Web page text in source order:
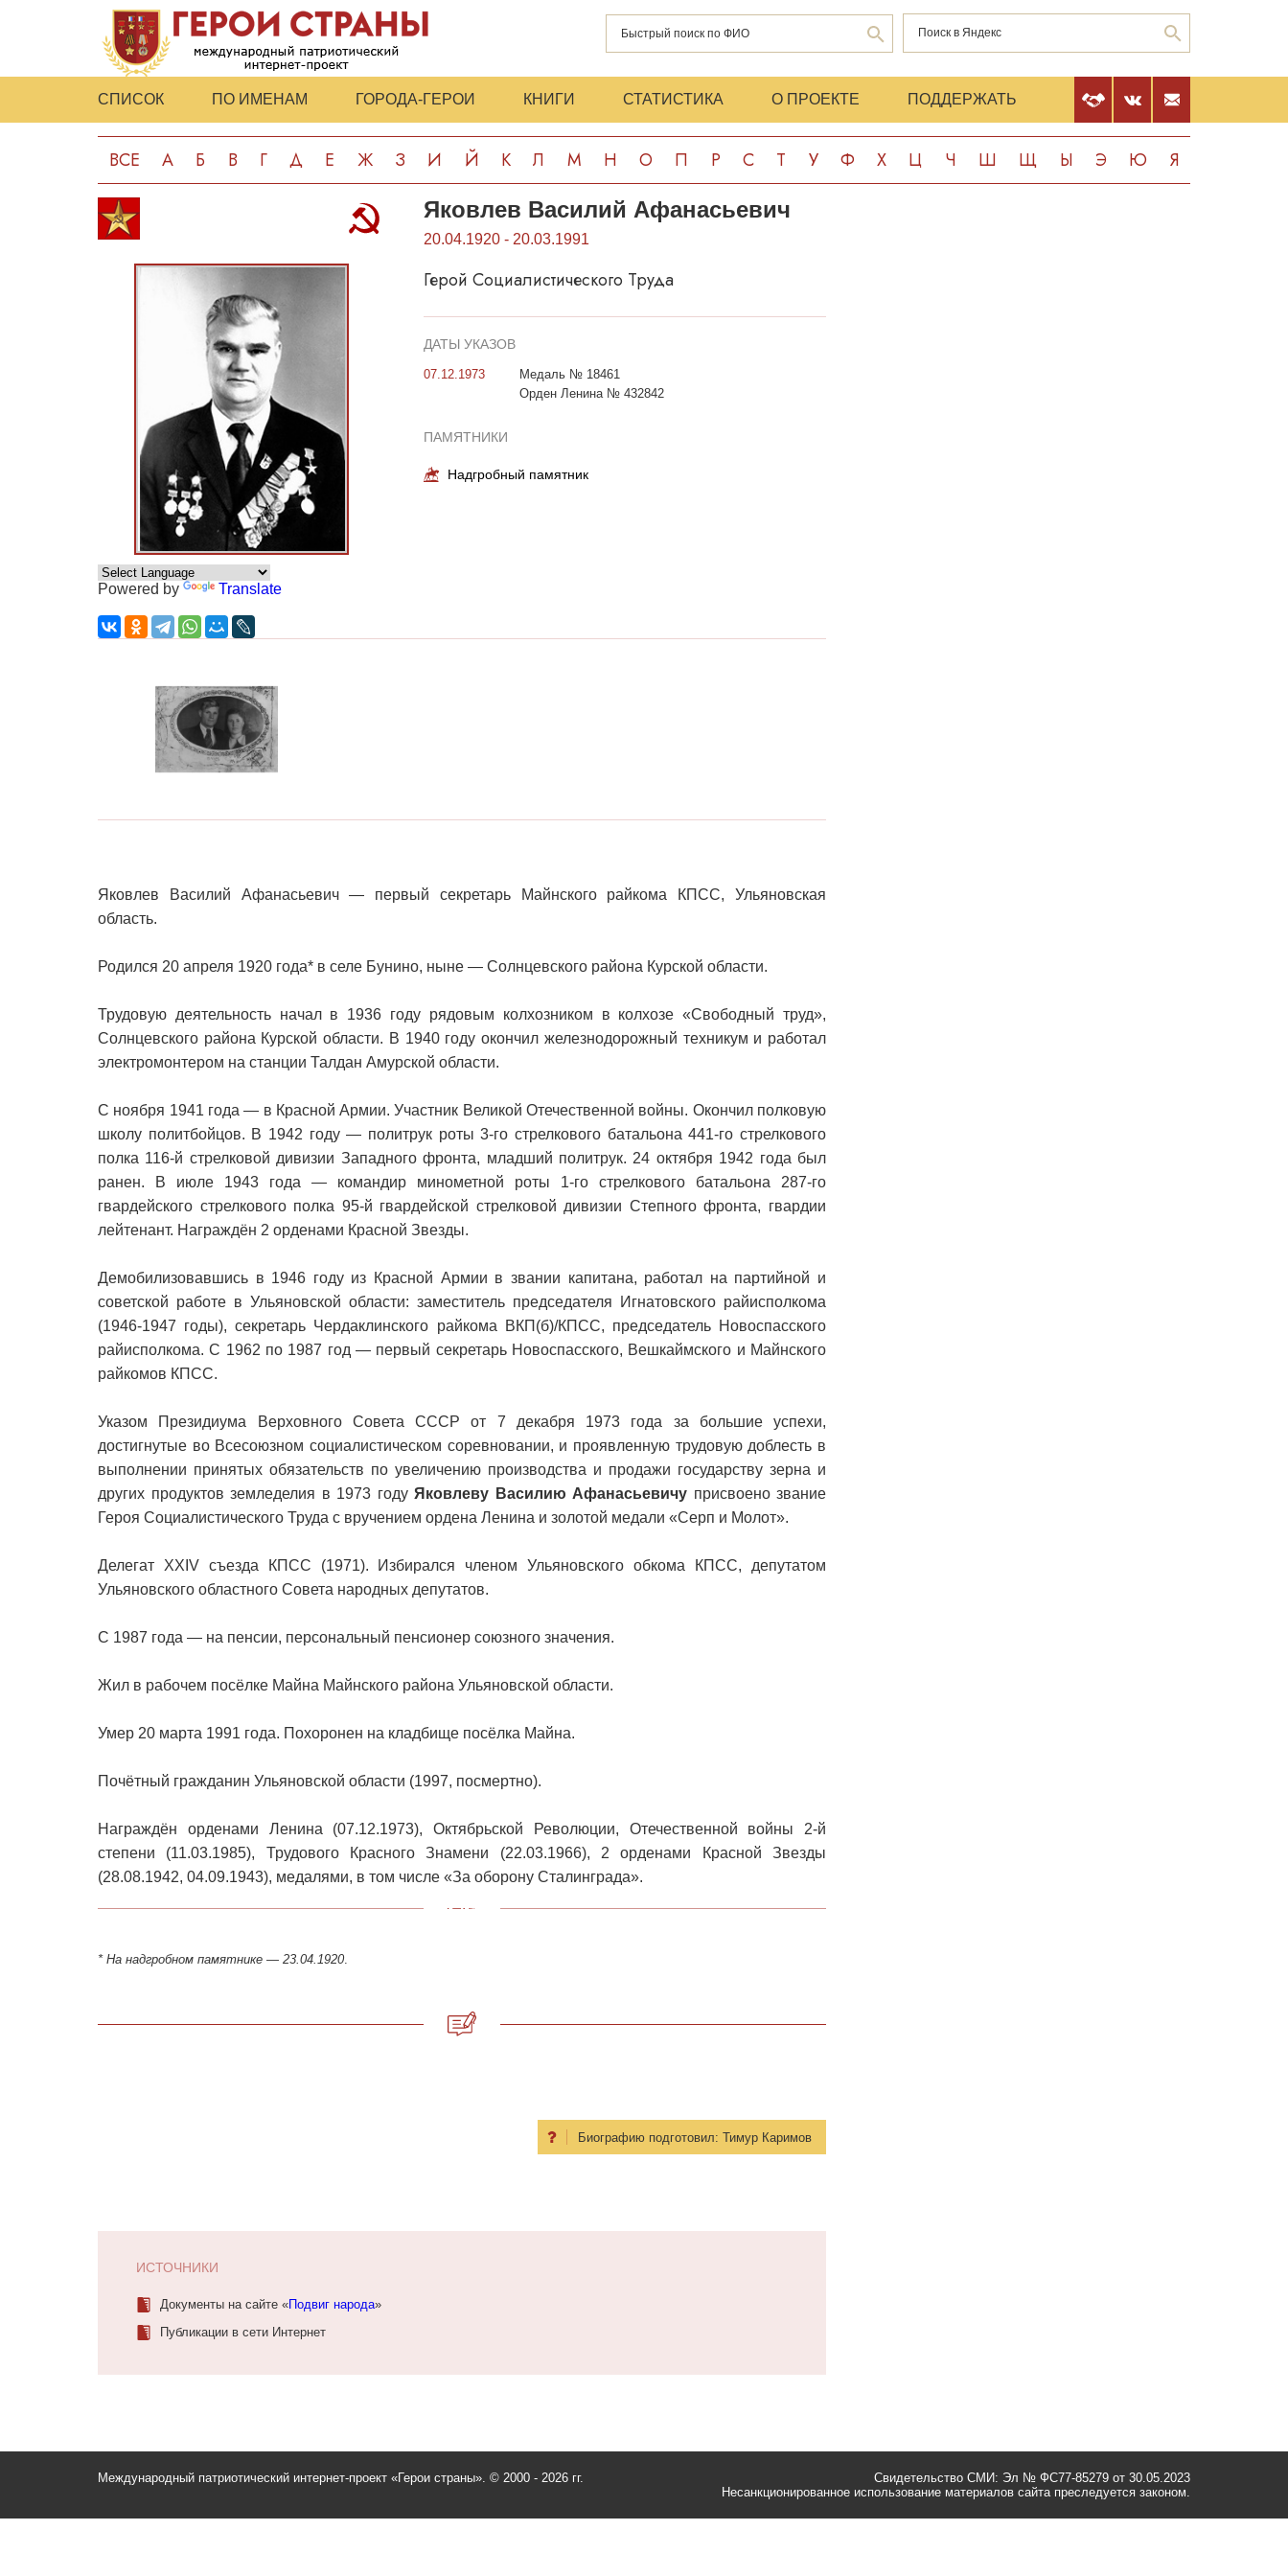
СПИСОК ПО ИМЕНАМ ГОРОДА-ГЕРОИ КНИГИ СТАТИСТИКА О ПРОЕКТЕ ПОДДЕРЖАТЬ
ВСЕ А Б В Г Д Е Ж З И Й К Л М Н О П Р С Т У Ф Х Ц Ч Ш Щ Ы Э Ю Я
Powered by Translate
Яковлев Василий Афанасьевич
20.04.1920 - 20.03.1991
Герой Социалистического Труда
ДАТЫ УКАЗОВ
07.12.1973
Медаль № 18461
Орден Ленина № 432842
ПАМЯТНИКИ
Надгробный памятник
Яковлев Василий Афанасьевич — первый секретарь Майнского райкома КПСС, Ульяновская
область.
Родился 20 апреля 1920 года* в селе Бунино, ныне — Солнцевского района Курской области.
Трудовую деятельность начал в 1936 году рядовым колхозником в колхозе «Свободный труд»,
Солнцевского района Курской области. В 1940 году окончил железнодорожный техникум и работал
электромонтером на станции Талдан Амурской области.
С ноября 1941 года — в Красной Армии. Участник Великой Отечественной войны. Окончил полковую
школу политбойцов. В 1942 году — политрук роты 3-го стрелкового батальона 441-го стрелкового
полка 116-й стрелковой дивизии Западного фронта, младший политрук. 24 октября 1942 года был
ранен. В июле 1943 года — командир минометной роты 1-го стрелкового батальона 287-го
гвардейского стрелкового полка 95-й гвардейской стрелковой дивизии Степного фронта, гвардии
лейтенант. Награждён 2 орденами Красной Звезды.
Демобилизовавшись в 1946 году из Красной Армии в звании капитана, работал на партийной и
советской работе в Ульяновской области: заместитель председателя Игнатовского райисполкома
(1946-1947 годы), секретарь Чердаклинского райкома ВКП(б)/КПСС, председатель Новоспасского
райисполкома. С 1962 по 1987 год — первый секретарь Новоспасского, Вешкаймского и Майнского
райкомов КПСС.
Указом Президиума Верховного Совета СССР от 7 декабря 1973 года за большие успехи,
достигнутые во Всесоюзном социалистическом соревновании, и проявленную трудовую доблесть в
выполнении принятых обязательств по увеличению производства и продажи государству зерна и
других продуктов земледелия в 1973 году Яковлеву Василию Афанасьевичу присвоено звание
Героя Социалистического Труда с вручением ордена Ленина и золотой медали «Серп и Молот».
Делегат XXIV съезда КПСС (1971). Избирался членом Ульяновского обкома КПСС, депутатом
Ульяновского областного Совета народных депутатов.
С 1987 года — на пенсии, персональный пенсионер союзного значения.
Жил в рабочем посёлке Майна Майнского района Ульяновской области.
Умер 20 марта 1991 года. Похоронен на кладбище посёлка Майна.
Почётный гражданин Ульяновской области (1997, посмертно).
Награждён орденами Ленина (07.12.1973), Октябрьской Революции, Отечественной войны 2-й
степени (11.03.1985), Трудового Красного Знамени (22.03.1966), 2 орденами Красной Звезды
(28.08.1942, 04.09.1943), медалями, в том числе «За оборону Сталинграда».
* На надгробном памятнике — 23.04.1920.
Биографию подготовил: Тимур Каримов
ИСТОЧНИКИ
Документы на сайте «Подвиг народа»
Публикации в сети Интернет
Международный патриотический интернет-проект «Герои страны». © 2000 - 2026 гг.
Свидетельство СМИ: Эл № ФС77-85279 от 30.05.2023
Несанкционированное использование материалов сайта преследуется законом.